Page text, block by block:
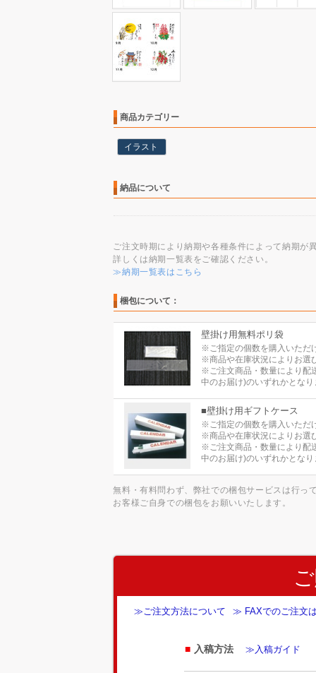
商品カテゴリー
イラスト
納品について
ご注文時期により納期や各種条件によって納期が
詳しくは納期一覧表をご確認ください。
≫納期一覧表はこちら
梱包について：
壁掛け用無料ポリ袋
※ご指定の個数を購入いただ
※商品や在庫状況によりお選
※ご注文商品・数量により配
中のお届け)のいずれかとなり
■壁掛け用ギフトケース
※ご指定の個数を購入いただ
※商品や在庫状況によりお選
※ご注文商品・数量により配
中のお届け)のいずれかとなり
無料・有料問わず、弊社での梱包サービスは行っ
お客様ご自身での梱包をお願いいたします。
≫ご注文方法について ≫ FAXでのご注文
入稿方法 ≫入稿ガイド